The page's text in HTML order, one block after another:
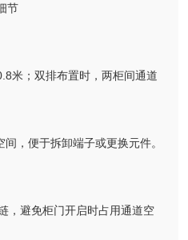
节
米；双排布置时，两柜间通道
，便于拆卸端子或更换元件。
，避免柜门开启时占用通道空